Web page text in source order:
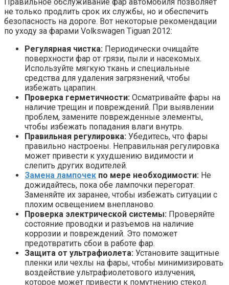
не только продлить срок их службы, но и обеспечить
безопасность на дороге. Вот некоторые рекомендации
по уходу за фарами Volkswagen Tiguan 2012:
Регулярная чистка: Периодически очищайте
поверхности фар от грязи, пыли и насекомых.
Используйте мягкую ткань и специальные
средства для удаления загрязнений, чтобы
избежать царапин.
Проверка герметичности: Осматривайте фары на
наличие трещин и повреждений. При выявлении
проблем, замените поврежденные элементы,
чтобы избежать попадания влаги внутрь.
Правильная регулировка: Убедитесь, что фары
правильно настроены. Неправильная регулировка
может привести к ухудшению видимости и
слепить других водителей.
Замена лампочек по мере необходимости: Не
дожидайтесь, пока обе лампочки перегорат.
Заменяйте их заранее, чтобы избежать ситуации с
плохим освещением внепланово.
Проверка электрической системы: Проверяйте
состояние проводки и разъемов на наличие
коррозии и повреждений. Это поможет
предотвратить сбои в работе фар.
Защита от ультрафиолета: Установите защитные
пленки или чехлы на фары, чтобы минимизировать
воздействие ультрафиолетового излучения,
которое может привести к помутнению стекол.